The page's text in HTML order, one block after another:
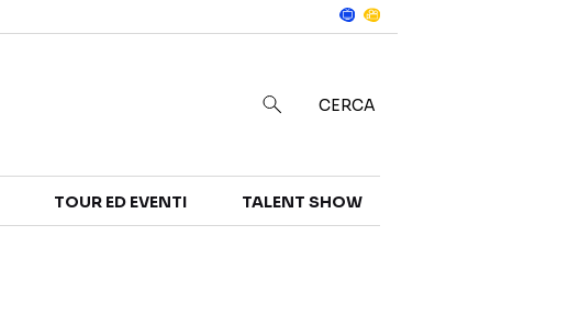
CERCA
TOUR ED EVENTI TALENT SHOW